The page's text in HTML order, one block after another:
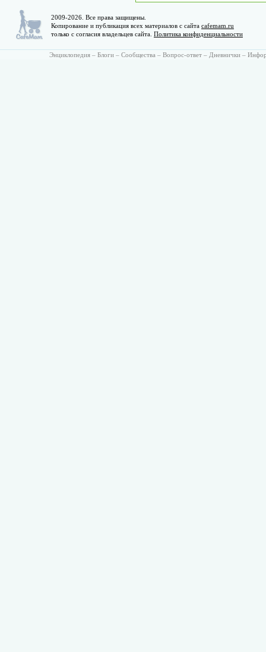
2009-2026. Все права защищены.
Копирование и публикация всех материалов с сайта cafemam.ru
только с согласия владельцев сайта. Политика конфиденциальности
Энциклопедия – Блоги – Сообщества – Вопрос-ответ – Дневнички –